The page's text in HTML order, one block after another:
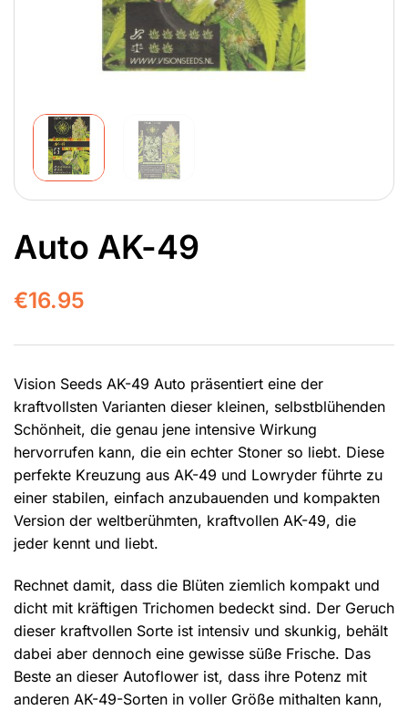
Auto AK-49
€16.95
Vision Seeds AK-49 Auto präsentiert eine der
kraftvollsten Varianten dieser kleinen, selbstblühenden
Schönheit, die genau jene intensive Wirkung
hervorrufen kann, die ein echter Stoner so liebt. Diese
perfekte Kreuzung aus AK-49 und Lowryder führte zu
einer stabilen, einfach anzubauenden und kompakten
Version der weltberühmten, kraftvollen AK-49, die
jeder kennt und liebt.
Rechnet damit, dass die Blüten ziemlich kompakt und
dicht mit kräftigen Trichomen bedeckt sind. Der Geruch
dieser kraftvollen Sorte ist intensiv und skunkig, behält
dabei aber dennoch eine gewisse süße Frische. Das
Beste an dieser Autoflower ist, dass ihre Potenz mit
anderen AK-49-Sorten in voller Größe mithalten kann,